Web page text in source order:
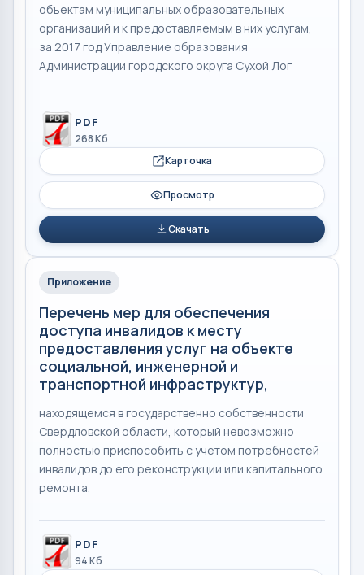
объектам муниципальных образовательных
организаций и к предоставляемым в них услугам,
за 2017 год Управление образования
Администрации городского округа Сухой Лог
PDF
268 Кб
Карточка
Просмотр
Скачать
Приложение
Перечень мер для обеспечения
доступа инвалидов к месту
предоставления услуг на объекте
социальной, инженерной и
транспортной инфраструктур,
находящемся в государственно собственности
Свердловской области, который невозможно
полностью приспособить с учетом потребностей
инвалидов до его реконструкции или капитального
ремонта.
PDF
94 Кб